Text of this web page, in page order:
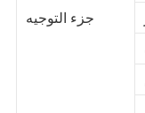
جزء التوجيه